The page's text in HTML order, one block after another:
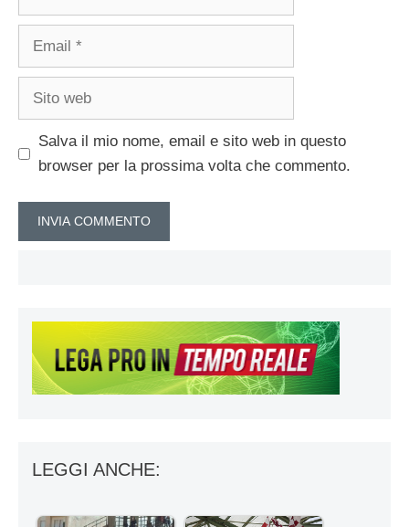
Email
Sito
Salva il mio nome, email e sito web in questo
browser per la prossima volta che commento.
LEGGI ANCHE: